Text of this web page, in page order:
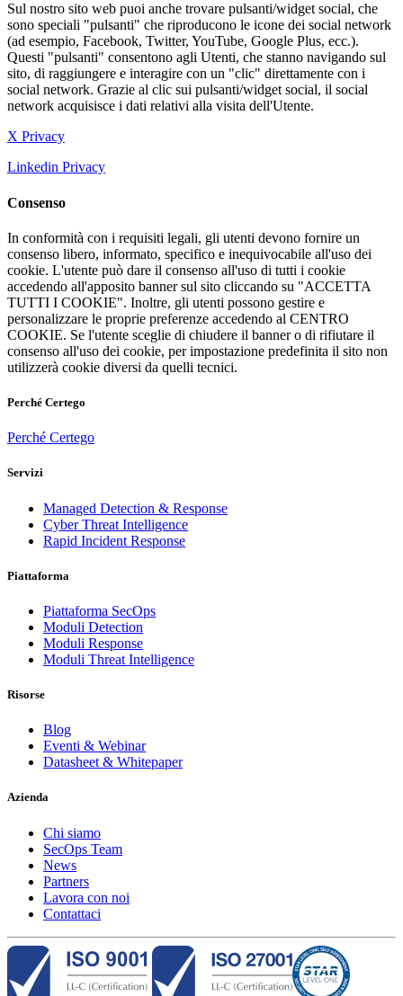
Sul nostro sito web puoi anche trovare pulsanti/widget social, che
sono speciali "pulsanti" che riproducono le icone dei social network
(ad esempio, Facebook, Twitter, YouTube, Google Plus, ecc.).
Questi "pulsanti" consentono agli Utenti, che stanno navigando sul
sito, di raggiungere e interagire con un "clic" direttamente con i
social network. Grazie al clic sui pulsanti/widget social, il social
network acquisisce i dati relativi alla visita dell'Utente.
X Privacy
Linkedin Privacy
Consenso
In conformità con i requisiti legali, gli utenti devono fornire un
consenso libero, informato, specifico e inequivocabile all'uso dei
cookie. L'utente può dare il consenso all'uso di tutti i cookie
accedendo all'apposito banner sul sito cliccando su "ACCETTA
TUTTI I COOKIE". Inoltre, gli utenti possono gestire e
personalizzare le proprie preferenze accedendo al CENTRO
COOKIE. Se l'utente sceglie di chiudere il banner o di rifiutare il
consenso all'uso dei cookie, per impostazione predefinita il sito non
utilizzerà cookie diversi da quelli tecnici.
Perché Certego
Perché Certego
Servizi
Managed Detection & Response
Cyber Threat Intelligence
Rapid Incident Response
Piattaforma
Piattaforma SecOps
Moduli Detection
Moduli Response
Moduli Threat Intelligence
Risorse
Blog
Eventi & Webinar
Datasheet & Whitepaper
Azienda
Chi siamo
SecOps Team
News
Partners
Lavora con noi
Contattaci